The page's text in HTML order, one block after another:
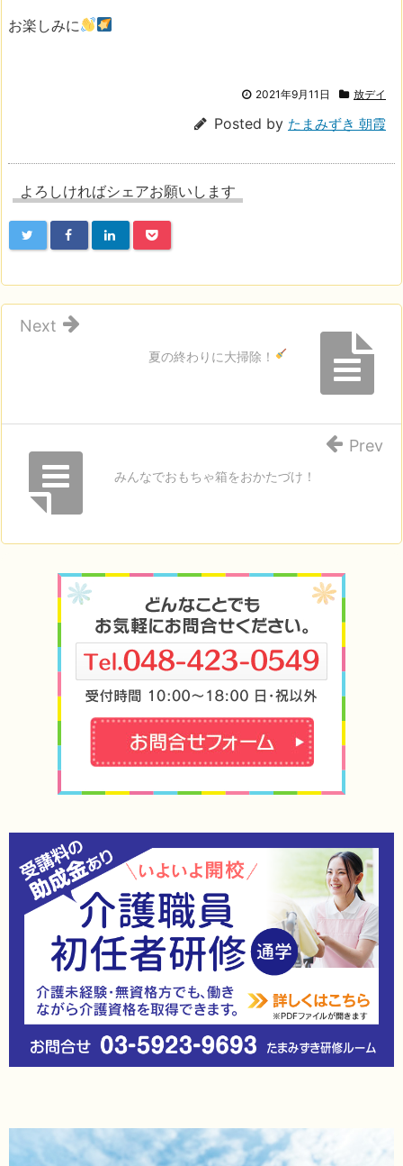
お楽しみに
2021年9月11日 放デイ
Posted by たまみずき 朝霞
よろしければシェアお願いします
夏の終わりに大掃除！
Next
みんなでおもちゃ箱をおかたづけ！
Prev